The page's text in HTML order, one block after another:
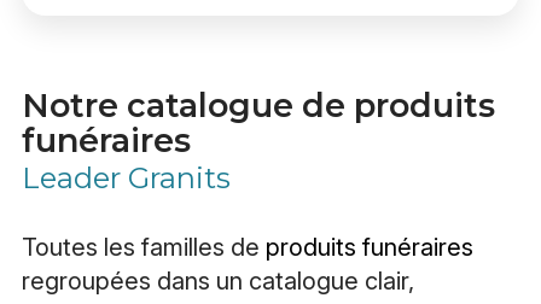
Notre catalogue de produits
funéraires
Leader Granits
Toutes les familles de produits funéraires
regroupées dans un catalogue clair,